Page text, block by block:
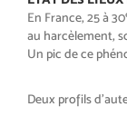
En France, 25 à
au harcèlement,
Un pic de ce
Deux profils